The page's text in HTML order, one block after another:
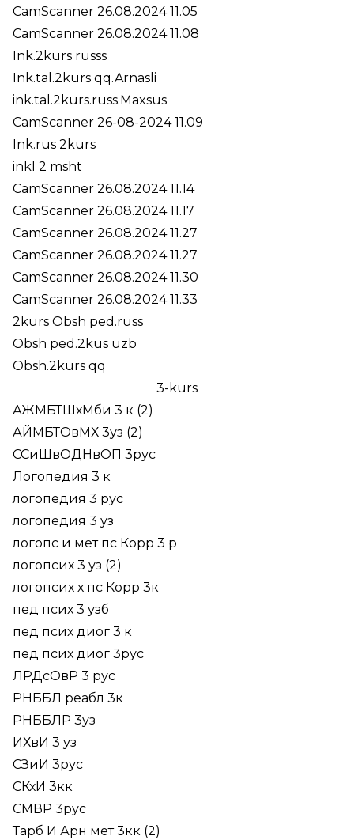
CamScanner 26.08.2024 11.05
CamScanner 26.08.2024 11.08
Ink.2kurs russs
Ink.tal.2kurs qq.Arnasli
ink.tal.2kurs.russ.Maxsus
CamScanner 26-08-2024 11.09
Ink.rus 2kurs
inkl 2 msht
CamScanner 26.08.2024 11.14
CamScanner 26.08.2024 11.17
CamScanner 26.08.2024 11.27
CamScanner 26.08.2024 11.27
CamScanner 26.08.2024 11.30
CamScanner 26.08.2024 11.33
2kurs Obsh ped.russ
Obsh ped.2kus uzb
Obsh.2kurs qq
3-kurs
АЖМБТШхМби 3 к (2)
АЙМБТОвМХ 3уз (2)
ССиШвОДНвОП 3рус
Логопедия 3 к
логопедия 3 рус
логопедия 3 уз
логопс и мет пс Корр 3 р
логопсих 3 уз (2)
логопсих х пс Корр 3к
пед псих 3 узб
пед псих диог 3 к
пед псих диог 3рус
ЛРДсОвР 3 рус
РНББЛ реабл 3к
РНББЛР 3уз
ИХвИ 3 уз
СЗиИ 3рус
СКхИ 3кк
СМВР 3рус
Тарб И Арн мет 3кк (2)